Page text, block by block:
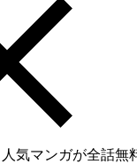
気マンガが全話無